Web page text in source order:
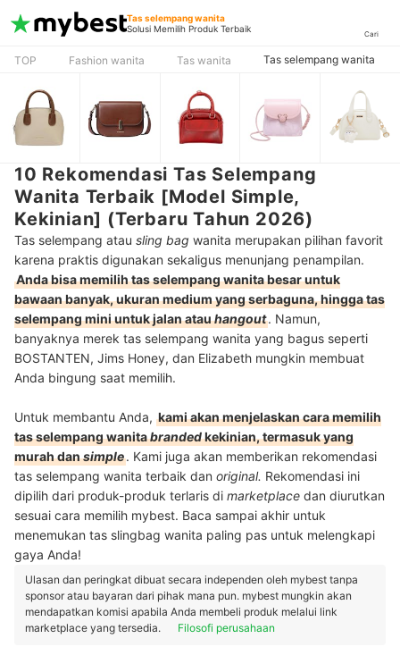
Tas selempang wanita
Solusi Memilih Produk Terbaik
Cari
TOP Fashion wanita Tas wanita Tas selempang wanita
10 Rekomendasi Tas Selempang
Wanita Terbaik [Model Simple,
Kekinian] (Terbaru Tahun 2026)
Tas selempang atau sling bag wanita merupakan pilihan favorit
karena praktis digunakan sekaligus menunjang penampilan.
Anda bisa memilih tas selempang wanita besar untuk
bawaan banyak, ukuran medium yang serbaguna, hingga tas
selempang mini untuk jalan atauhangout. Namun,
banyaknya merek tas selempang wanita yang bagus seperti
BOSTANTEN, Jims Honey, dan Elizabeth mungkin membuat
Anda bingung saat memilih.
Untuk membantu Anda, kami akan menjelaskan cara memilih
tas selempang wanitabrandedkekinian, termasuk yang
murah dansimple. Kami juga akan memberikan rekomendasi
tas selempang wanita terbaik dan original. Rekomendasi ini
dipilih dari produk-produk terlaris di marketplace dan diurutkan
sesuai cara memilih mybest. Baca sampai akhir untuk
menemukan tas slingbag wanita paling pas untuk melengkapi
gaya Anda!
Ulasan dan peringkat dibuat secara independen oleh mybest tanpa
sponsor atau bayaran dari pihak mana pun. mybest mungkin akan
mendapatkan komisi apabila Anda membeli produk melalui link
marketplace yang tersedia.
Filosofi perusahaan